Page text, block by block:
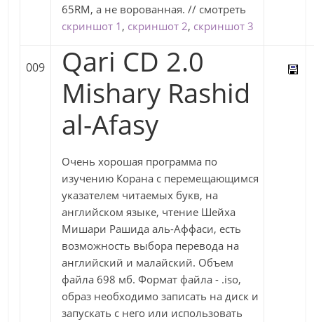
65RM, а не ворованная. // смотреть
скриншот 1 , скриншот 2, скриншот 3
009
Qari CD 2.0
Mishary Rashid
al-Afasy
Очень хорошая программа по
изучению Корана с перемещающимся
указателем читаемых букв, на
английском языке, чтение Шейха
Мишари Рашида аль-Аффаси, есть
возможность выбора перевода на
английский и малайский. Объем
файла 698 мб. Формат файла - .iso,
образ необходимо записать на диск и
запускать с него или использовать